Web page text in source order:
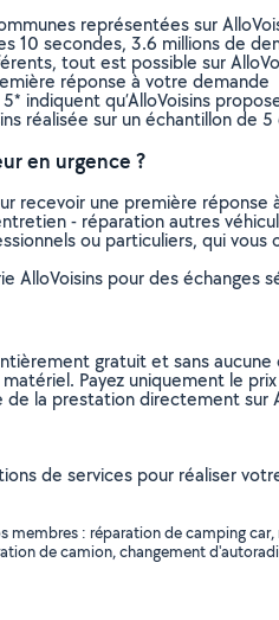
représentées sur
10 secondes, 3.6 millions de
tout est possible sur
réponse à votre demande
indiquent qu’AlloVoisins
réalisée sur un échantillon de
en urgence ?
recevoir une première
- réparation autres
ou particuliers, qui
AlloVoisins pour des échanges
gratuit et sans
Payez uniquement le
la prestation directement sur
de services pour réaliser
membres : réparation de camping
de camion, changement